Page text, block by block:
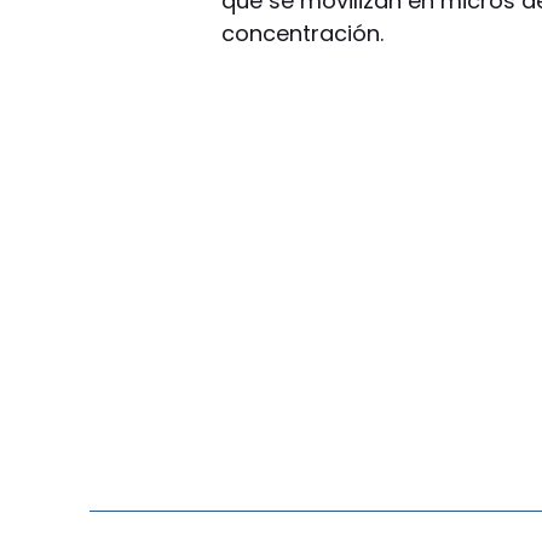
concentración.